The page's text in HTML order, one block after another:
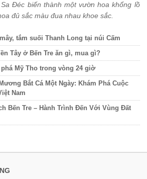
Đéc biến thành một vườn hoa khổng lồ
đủ sắc màu đua nhau khoe sắc.
tắm suối Thanh Long tại núi Cấm
Tây ở Bến Tre ăn gì, mua gì?
Mỹ Tho trong vòng 24 giờ
Bắt Cá Một Ngày: Khám Phá Cuộc
Nam
Bến Tre – Hành Trình Đến Với Vùng Đất